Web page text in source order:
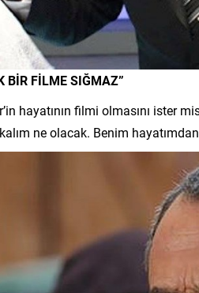
BİR FİLME SIĞMAZ”
hayatının filmi olmasını ister
ne olacak. Benim